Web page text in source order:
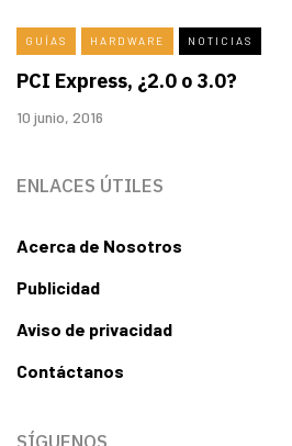
GUÍAS HARDWARE NOTICIAS
PCI Express, ¿2.0 o 3.0?
10 junio, 2016
ENLACES ÚTILES
Acerca de Nosotros
Publicidad
Aviso de privacidad
Contáctanos
SÍGUENOS